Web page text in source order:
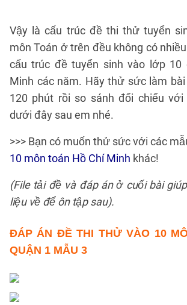
Vậy là cấu trúc đề thi thử tuyển
môn Toán ở trên đều không có
cấu trúc đề tuyển sinh vào lớp 10
Minh các năm. Hãy thử sức làm
120 phút rồi so sánh đối chiếu
dưới đây sau em nhé.
>>> Bạn có muốn thử sức với các
10 môn toán Hồ Chí Minh khác!
(File tải đề và đáp án ở cuối bài
liệu về để ôn tập sau).
ĐÁP ÁN ĐỀ THI THỬ VÀO 10
QUẬN 1 MẪU 3